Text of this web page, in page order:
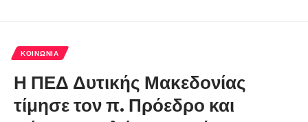
ΚΟΙΝΩΝΊΑ
Η ΠΕΔ Δυτικής Μακεδονίας
τίμησε τον π. Πρόεδρο και